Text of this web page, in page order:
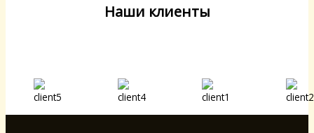
Наши клиенты